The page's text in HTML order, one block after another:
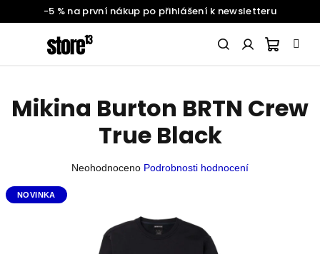
-5 % na první nákup po přihlášení k newsletteru
košík
SNOWBOARDING
MUŽI
Mikina Burton BRTN Crew
True Black
Průměrné
Neohodnoceno Podrobnosti hodnocení
NOVINKA